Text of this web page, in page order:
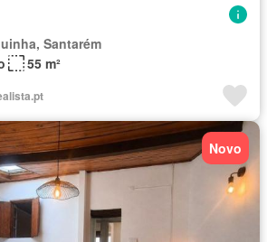
Santarém
55 m²
Novo